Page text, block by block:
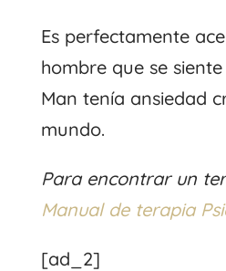
Es perfectamente
hombre que se
Man tenía ansiedad
mundo.
Para encontrar un
Manual de terapia
[ad_2]